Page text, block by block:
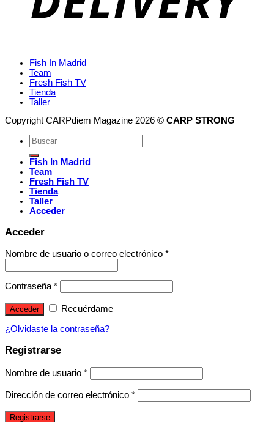
Fish In Madrid
Team
Fresh Fish TV
Tienda
Taller
Copyright CARPdiem Magazine 2026 © CARP STRONG
Fish In Madrid
Team
Fresh Fish TV
Tienda
Taller
Acceder
Acceder
Nombre de usuario o correo electrónico *
Contraseña*
Acceder Recuérdame
¿Olvidaste la contraseña?
Registrarse
Nombre de usuario *
Dirección de correo electrónico *
Registrarse